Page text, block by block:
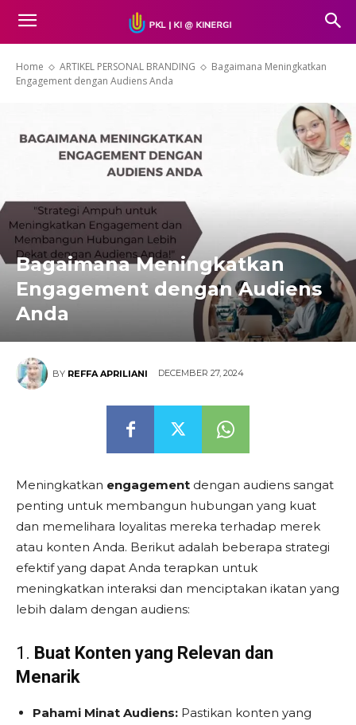
Home ARTIKEL PERSONAL BRANDING
Bagaimana Meningkatkan
Engagement dengan Audiens Anda
Bagaimana Meningkatkan
Engagement dengan Audiens
Anda
BY REFFA APRILIANI DECEMBER 27, 2024
Meningkatkan engagement dengan audiens sangat
penting untuk membangun hubungan yang kuat
dan memelihara loyalitas mereka terhadap merek
atau konten Anda. Berikut adalah beberapa strategi
efektif yang dapat Anda terapkan untuk
meningkatkan interaksi dan menciptakan ikatan yang
lebih dalam dengan audiens:
1. Buat Konten yang Relevan dan
Menarik
Pahami Minat Audiens: Pastikan konten yang